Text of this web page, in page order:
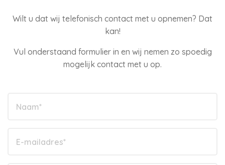
Wilt u dat wij telefonisch contact met u opnemen? Dat
kan!
Vul onderstaand formulier in en wij nemen zo spoedig
mogelijk contact met u op.